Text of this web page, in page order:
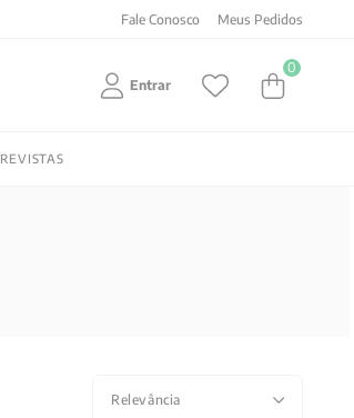
em compras acima de R$150! Aproveite
Fale Conosco Meus Pedidos
Entrar
0
REVISTAS
Relevância